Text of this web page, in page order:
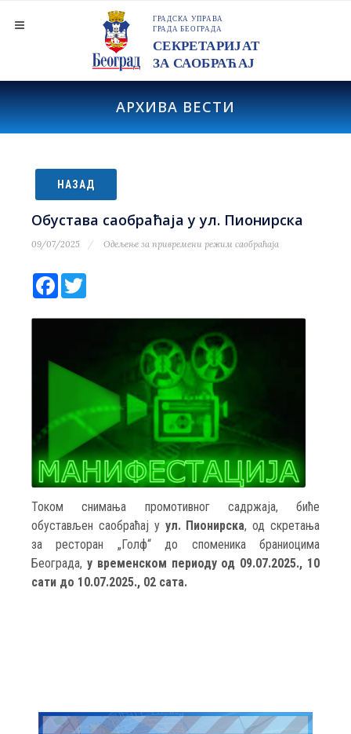
АРХИВА ВЕСТИ
НАЗАД
Обустава саобраћаја у ул. Пионирска
09/07/2025 Одељење за привремени режим саобраћаја
Facebook
Током снимања промотивног садржаја, биће
обустављен саобраћај у ул. Пионирска, од скретања
за ресторан „Голф“ до споменика браниоцима
Београда, у временском периоду од 09.07.2025., 10
сати до 10.07.2025., 02 сата.